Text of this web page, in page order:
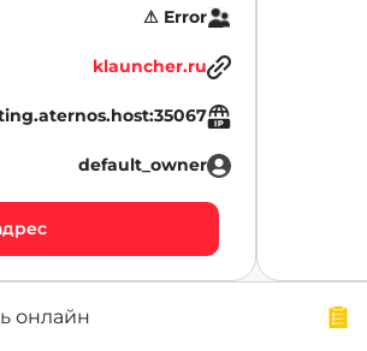
⚠ Error
klauncher.ru
default_owner
онлайн